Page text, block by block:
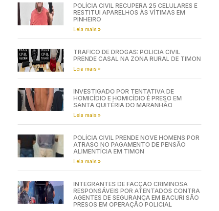
POLÍCIA CIVIL RECUPERA 25 CELULARES E
RESTITUI APARELHOS ÀS VÍTIMAS EM
PINHEIRO
Leia mais »
TRÁFICO DE DROGAS: POLÍCIA CIVIL
PRENDE CASAL NA ZONA RURAL DE TIMON
Leia mais »
INVESTIGADO POR TENTATIVA DE
HOMICÍDIO E HOMICÍDIO É PRESO EM
SANTA QUITÉRIA DO MARANHÃO
Leia mais »
POLÍCIA CIVIL PRENDE NOVE HOMENS POR
ATRASO NO PAGAMENTO DE PENSÃO
ALIMENTÍCIA EM TIMON
Leia mais »
INTEGRANTES DE FACÇÃO CRIMINOSA
RESPONSÁVEIS POR ATENTADOS CONTRA
AGENTES DE SEGURANÇA EM BACURI SÃO
PRESOS EM OPERAÇÃO POLICIAL